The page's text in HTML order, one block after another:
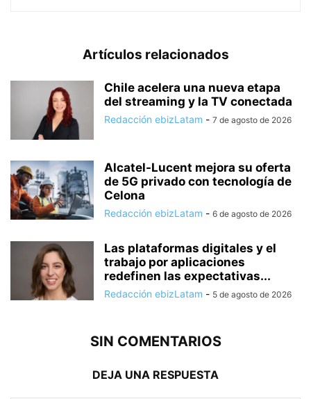
Artículos relacionados
Chile acelera una nueva etapa
del streaming y la TV conectada
Redacción ebizLatam - 7 de agosto de 2026
Alcatel-Lucent mejora su oferta
de 5G privado con tecnología de
Celona
Redacción ebizLatam - 6 de agosto de 2026
Las plataformas digitales y el
trabajo por aplicaciones
redefinen las expectativas...
Redacción ebizLatam - 5 de agosto de 2026
SIN COMENTARIOS
DEJA UNA RESPUESTA